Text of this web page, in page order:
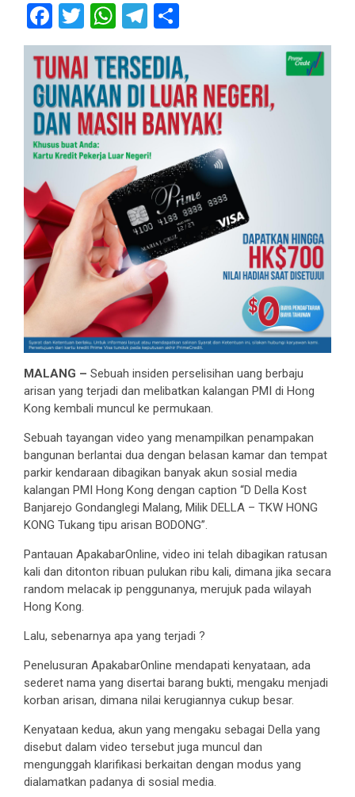
Facebook
Twitter
WhatsApp
Telegram
MALANG – Sebuah insiden perselisihan uang berbaju
arisan yang terjadi dan melibatkan kalangan PMI di Hong
Kong kembali muncul ke permukaan.
Sebuah tayangan video yang menampilkan penampakan
bangunan berlantai dua dengan belasan kamar dan tempat
parkir kendaraan dibagikan banyak akun sosial media
kalangan PMI Hong Kong dengan caption “D Della Kost
Banjarejo Gondanglegi Malang, Milik DELLA – TKW HONG
KONG Tukang tipu arisan BODONG”.
Pantauan ApakabarOnline, video ini telah dibagikan ratusan
kali dan ditonton ribuan pulukan ribu kali, dimana jika secara
random melacak ip penggunanya, merujuk pada wilayah
Hong Kong.
Lalu, sebenarnya apa yang terjadi ?
Penelusuran ApakabarOnline mendapati kenyataan, ada
sederet nama yang disertai barang bukti, mengaku menjadi
korban arisan, dimana nilai kerugiannya cukup besar.
Kenyataan kedua, akun yang mengaku sebagai Della yang
disebut dalam video tersebut juga muncul dan
mengunggah klarifikasi berkaitan dengan modus yang
dialamatkan padanya di sosial media.